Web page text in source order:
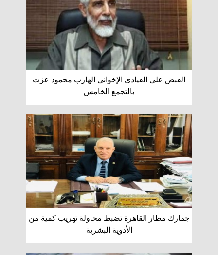
القبض على القيادى الإخوانى الهارب محمود عزت
بالتجمع الخامس
جمارك مطار القاهرة تضبط محاولة تهريب كمية من
الأدوية البشرية